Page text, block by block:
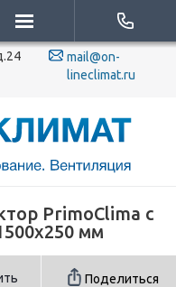
mail@on-
lineclimat.ru
PrimoClima c
мм
Поделиться